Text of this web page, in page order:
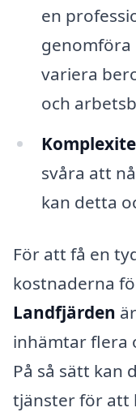
en
genomföra
variera
och
svåra att
kan detta
För att få en
kostnaderna
Landfjärden
inhämtar flera
På så sätt kan
tjänster för att